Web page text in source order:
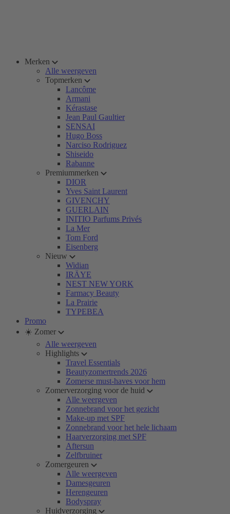
Merken
Alle weergeven
Topmerken
Lancôme
Armani
Kérastase
Jean Paul Gaultier
SENSAI
Hugo Boss
Narciso Rodriguez
Shiseido
Rabanne
Premiummerken
DIOR
Yves Saint Laurent
GIVENCHY
GUERLAIN
INITIO Parfums Privés
La Mer
Tom Ford
Eisenberg
Nieuw
Widian
IRÄYE
NEST NEW YORK
Farmacy Beauty
La Prairie
TYPEBEA
Promo
☀️ Zomer
Alle weergeven
Highlights
Travel Essentials
Beautyzomertrends 2026
Zomerse must-haves voor hem
Zomerverzorging voor de huid
Alle weergeven
Zonnebrand voor het gezicht
Make-up met SPF
Zonnebrand voor het hele lichaam
Haarverzorging met SPF
Aftersun
Zelfbruiner
Zomergeuren
Alle weergeven
Damesgeuren
Herengeuren
Bodyspray
Huidverzorging